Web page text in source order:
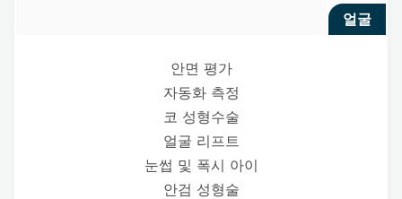
얼굴
안면 평가
자동화 측정
코 성형수술
얼굴 리프트
눈썹 및 폭시 아이
안검 성형술